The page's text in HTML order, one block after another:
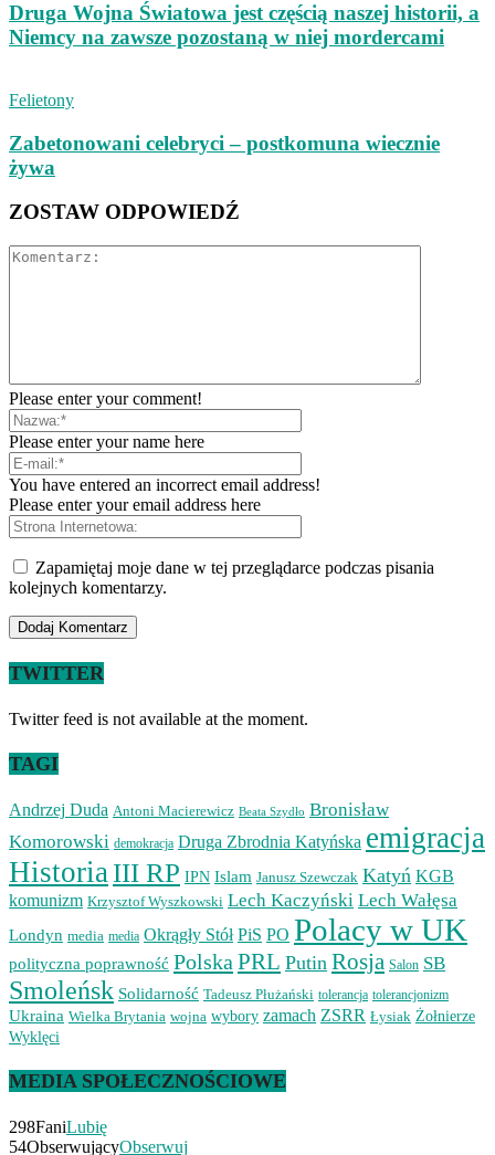
Druga Wojna Światowa jest częścią naszej historii, a
Niemcy na zawsze pozostaną w niej mordercami
Felietony
Zabetonowani celebryci – postkomuna wiecznie
żywa
ZOSTAW ODPOWIEDŹ
Please enter your comment!
Please enter your name here
You have entered an incorrect email address!
Please enter your email address here
Zapamiętaj moje dane w tej przeglądarce podczas pisania
kolejnych komentarzy.
TWITTER
Twitter feed is not available at the moment.
TAGI
Andrzej Duda Antoni Macierewicz Beata Szydło Bronisław
Komorowski demokracja Druga Zbrodnia Katyńska emigracja
HistoriaIII RP IPN Islam Janusz Szewczak Katyń KGB
komunizm Krzysztof Wyszkowski Lech Kaczyński Lech Wałęsa
Londyn media media Okrągły Stół PiS PO Polacy w UK
polityczna poprawność Polska PRL Putin Rosja Salon SB
Smoleńsk Solidarność Tadeusz Płużański tolerancja tolerancjonizm
Ukraina Wielka Brytania wojna wybory zamach ZSRR Łysiak Żołnierze
Wyklęci
MEDIA SPOŁECZNOŚCIOWE
298FaniLubię
54ObserwującyObserwuj